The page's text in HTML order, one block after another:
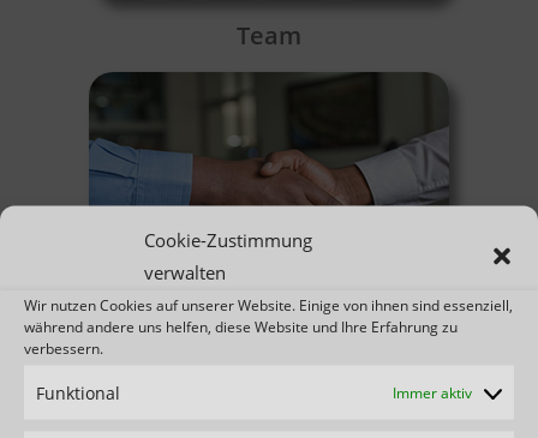
Cookie-Zustimmung
verwalten
Wir nutzen Cookies auf unserer Website. Einige von ihnen sind essenziell,
während andere uns helfen, diese Website und Ihre Erfahrung zu
verbessern.
Funktional Immer aktiv
Team